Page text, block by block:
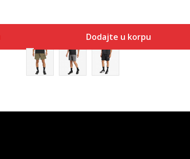
Dodajte u korpu